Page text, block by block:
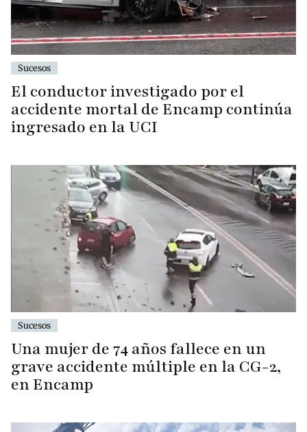
Sucesos
El conductor investigado por el
accidente mortal de Encamp continúa
ingresado en la UCI
Sucesos
Una mujer de 74 años fallece en un
grave accidente múltiple en la CG-2,
en Encamp